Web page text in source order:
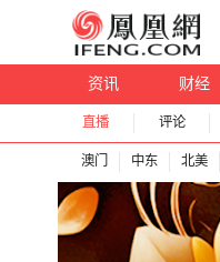
资讯 财经
直播 评论
澳门 中东 北美